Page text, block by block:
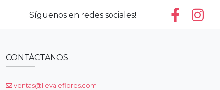
Síguenos en redes sociales!
CONTÁCTANOS
ventas@llevaleflores.com